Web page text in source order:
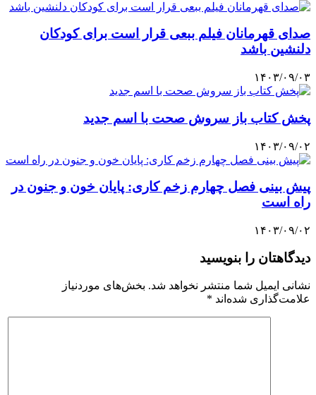
صدای قهرمانان فیلم ببعی قرار است برای کودکان
دلنشین باشد
۱۴۰۳/۰۹/۰۳
پخش کتاب باز سروش صحت با اسم جدید
۱۴۰۳/۰۹/۰۲
پیش بینی فصل چهارم زخم کاری: پایان خون و جنون در
راه است
۱۴۰۳/۰۹/۰۲
دیدگاهتان را بنویسید
نشانی ایمیل شما منتشر نخواهد شد. بخش‌های موردنیاز
علامت‌گذاری شده‌اند *